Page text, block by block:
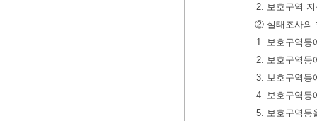
2. 보호구역
② 실태조사의
1. 보호구역등
2. 보호구역등
3. 보호구역등
4. 보호구역등
5. 보호구역등